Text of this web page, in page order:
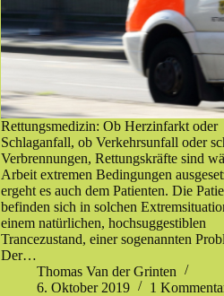
Rettungsmedizin: Ob Herzinfarkt oder
Schlaganfall, ob Verkehrsunfall oder
Verbrennungen, Rettungskräfte sind
Arbeit extremen Bedingungen
ergeht es auch dem Patienten. Die
befinden sich in solchen
einem natürlichen, hochsuggestiblen
Trancezustand, einer sogenannten
Der…
Thomas Van der Grinten
6. Oktober 2019
1